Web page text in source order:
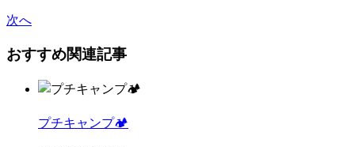
次へ
おすすめ関連記事
プチキャンプ🏕